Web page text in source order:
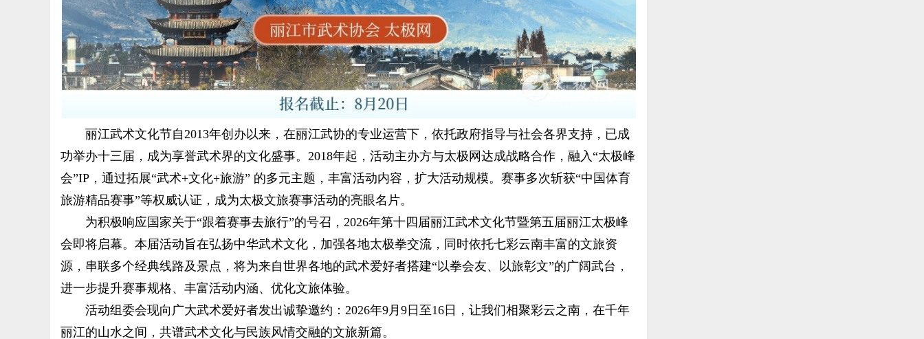
丽江武术文化节自2013年创办以来，在丽江武协的专业运营下，依托政府指导与社会各界支持，已成
功举办十三届，成为享誉武术界的文化盛事。2018年起，活动主办方与太极网达成战略合作，融入“太极峰
会”IP，通过拓展“武术+文化+旅游” 的多元主题，丰富活动内容，扩大活动规模。赛事多次斩获“中国体育
旅游精品赛事”等权威认证，成为太极文旅赛事活动的亮眼名片。
为积极响应国家关于“跟着赛事去旅行”的号召， 2026年第十四届丽江武术文化节暨第五届丽江太极峰
会即将启幕。本届活动旨在弘扬中华武术文化，加强各地太极拳交流，同时依托七彩云南丰富的文旅资
源， 串联多个经典线路及景点，将为来自世界各地的武术爱好者搭建“以拳会友、以旅彰文”的广阔武台，
进一步提升赛事规格、丰富活动内涵、优化文旅体验。
活动组委会现向广大武术爱好者发出诚挚邀约：2026年9月9日至16日，让我们相聚彩云之南，在千年
丽江的山水之间，共谱武术文化与民族风情交融的文旅新篇。